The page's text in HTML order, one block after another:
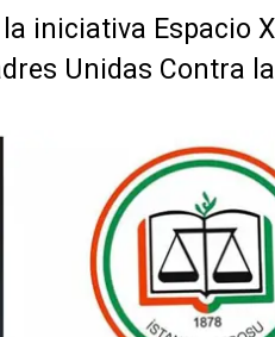
iniciativa Espacio
Unidas Contra